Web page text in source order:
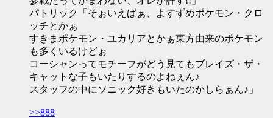
パトリック「そぉいえばぁ、よすずめポケモン・クロ
ッチとかぁ
すきまポケモン・ユカリアとかぁ東方由来のポケモン
も多くいるけどぉ
コーシャンってモチーフがどう見てもブレイズ・ザ・
キャットな子もいたりするのよねぇん♪
スタッフの中にソニック好きもいたのかしらぁん♪」
>>888